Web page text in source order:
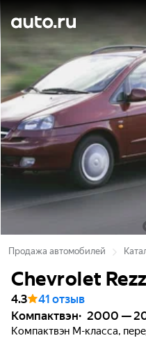
Продажа автомобилей
Chevrolet
4.3
41 отзыв
Компактвэн
2000 —
Компактвэн M-класса,